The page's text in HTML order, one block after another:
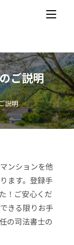
ご説明
説明
ンションを他
ます。登録手
！ご安心くだ
きる限りお手
の司法書士の